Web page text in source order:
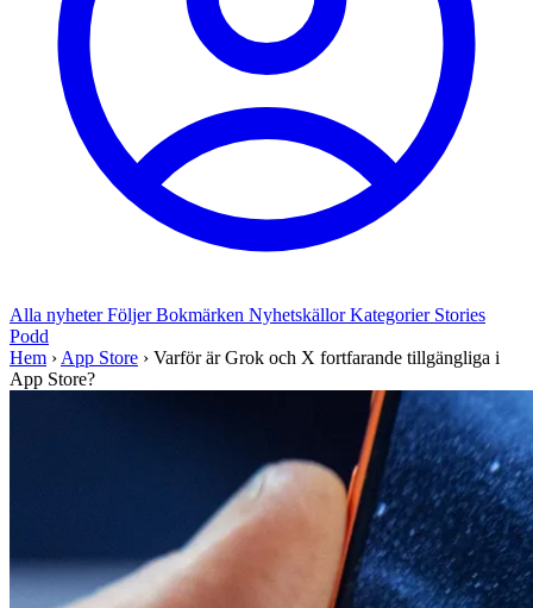
Alla nyheterFöljerBokmärken NyhetskällorKategorier Stories
Podd
Hem › App Store › Varför är Grok och X fortfarande tillgängliga i
App Store?